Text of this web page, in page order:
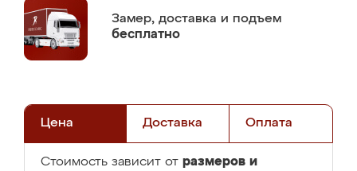
Замер, доставка и подъем
бесплатно
Цена Доставка Оплата
Стоимость зависит от размеров и